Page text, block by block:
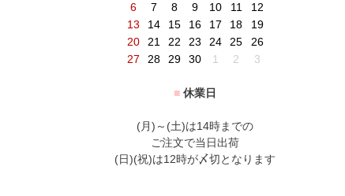
6
7 8 9 10 11
12
13
14 15 16 17 18
19
20
21 22 23 24 25
26
27
28 29 30 1 2 3
■ 休業日
(月)～(土)は14時までの
ご注文で当日出荷
(日)(祝)は12時が〆切となります